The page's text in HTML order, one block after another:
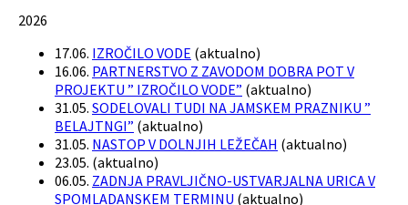
2026
17.06. IZROČILO VODE (aktualno)
16.06. PARTNERSTVO Z ZAVODOM DOBRA POT V
PROJEKTU ” IZROČILO VODE” (aktualno)
31.05. SODELOVALI TUDI NA JAMSKEM PRAZNIKU ”
BELAJTNGI” (aktualno)
31.05. NASTOP V DOLNJIH LEŽEČAH (aktualno)
23.05. (aktualno)
06.05. ZADNJA PRAVLJIČNO-USTVARJALNA URICA V
SPOMLADANSKEM TERMINU (aktualno)